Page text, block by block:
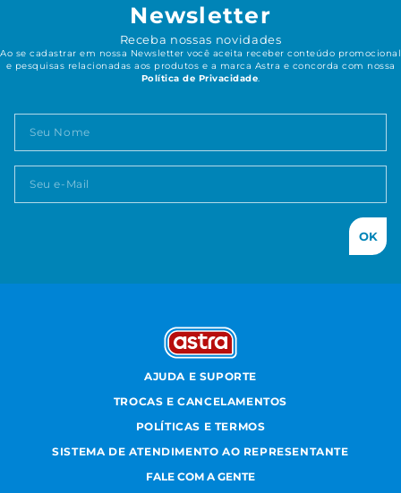
Newsletter
Receba nossas novidades
Ao se cadastrar em nossa Newsletter você aceita receber conteúdo promocional
e pesquisas relacionadas aos produtos e a marca Astra e concorda com nossa
Política de Privacidade
OK
AJUDA E SUPORTE
TROCAS E CANCELAMENTOS
POLÍTICAS E TERMOS
SISTEMA DE ATENDIMENTO AO REPRESENTANTE
FALE COM A GENTE